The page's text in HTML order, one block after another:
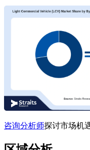
咨询分析师探讨市场机